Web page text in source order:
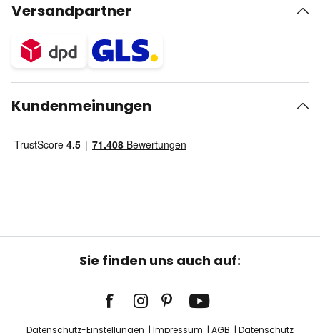
Versandpartner
Kundenmeinungen
Sie finden uns auch auf:
Datenschutz-Einstellungen Impressum AGB Datenschutz